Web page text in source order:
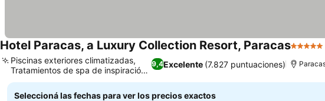
Hotel Paracas, a Luxury Collection Resort, Paracas5
9,4Excelente (7.827 puntuaciones)
Piscinas exteriores climatizadas,
Tratamientos de spa de inspiración
nativa
Seleccioná las fechas para ver los precios exactos